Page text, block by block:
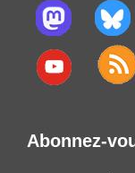
Abonnez-